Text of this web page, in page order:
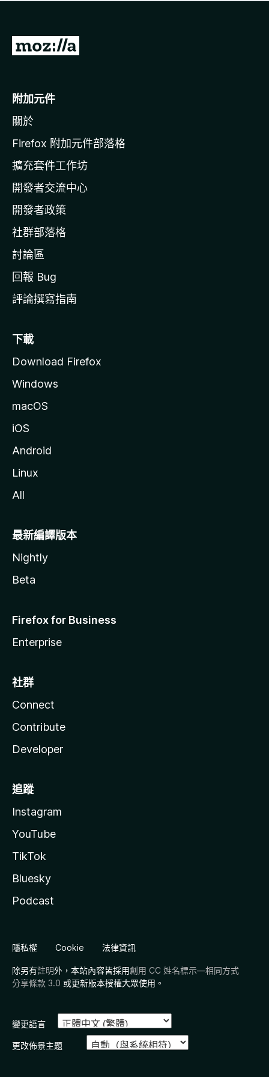
有
前
o
i
l
a
官
網
附加元件
關於
Firefox 附加元件部落格
擴充套件工作坊
開發者交流中心
開發者政策
社群部落格
討論區
回報 Bug
評論撰寫指南
下載
Download Firefox
Windows
macOS
iOS
Android
Linux
All
最新編譯版本
Nightly
Beta
Firefox for Business
Enterprise
社群
Connect
Contribute
Developer
追蹤
Instagram
YouTube
TikTok
Bluesky
Podcast
隱私權 Cookie 法律資訊
除另有註明外，本站內容皆採用創用 CC 姓名標示—相同方式
分享條款 3.0 或更新版本授權大眾使用。
變更語言
更改佈景主題